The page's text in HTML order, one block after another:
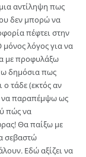
αντίληψη πως
δεν μπορώ να
πέφτει στην
λόγος για να
με προφυλάξω
δημόσια πως
ο τάδε (εκτός αν
να παραπέμψω ως
πώς να
Θα παίξω με
σεβαστώ
Εδώ αξίζει να